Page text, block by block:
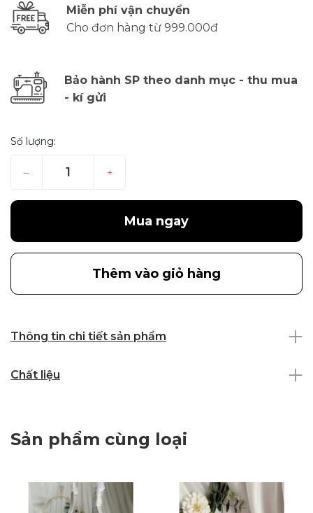
Miễn phí vận chuyển
Cho đơn hàng từ 999.000đ
Bảo hành SP theo danh mục - thu mua
- kí gửi
Số lượng:
– +
Mua ngay
Thêm vào giỏ hàng
Thông tin chi tiết sản phẩm
Chất liệu
Sản phẩm cùng loại